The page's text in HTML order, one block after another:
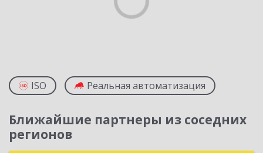
ISO Реальная автоматизация
Ближайшие партнеры из соседних
регионов